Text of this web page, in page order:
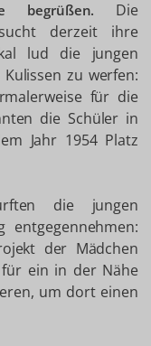
begrüßen. Die
derzeit ihre
lud die jungen
zu werfen:
für die
die Schüler in
Jahr 1954 Platz
die jungen
entgegennehmen:
der Mädchen
ein in der Nähe
um dort einen